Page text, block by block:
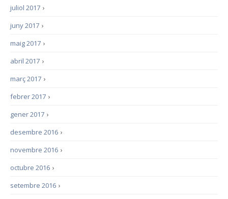
›
juliol 2017
›
juny 2017
›
maig 2017
›
abril 2017
›
març 2017
›
febrer 2017
›
gener 2017
›
desembre 2016
›
novembre 2016
›
octubre 2016
›
setembre 2016